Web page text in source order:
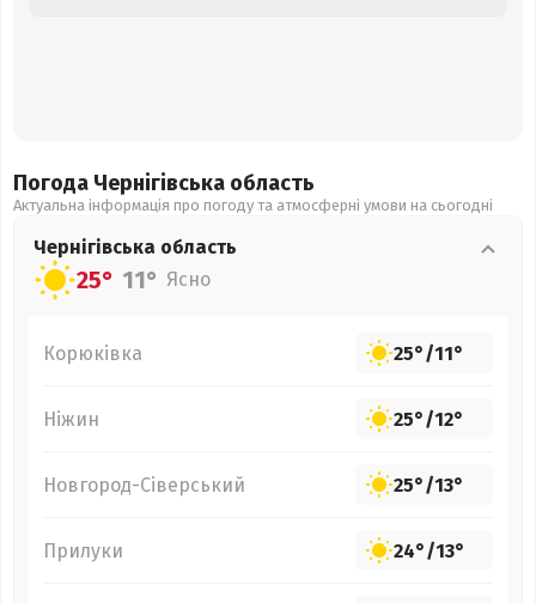
Погода Чернігівська область
Актуальна інформація про погоду та атмосферні умови на сьогодні
Чернігівська область
25° 11° Ясно
Корюківка 25°/11°
Ніжин 25°/12°
Новгород-Сіверський 25°/13°
Прилуки 24°/13°